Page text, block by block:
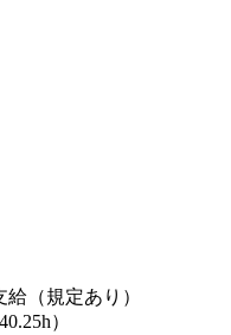
（規定あり）
）